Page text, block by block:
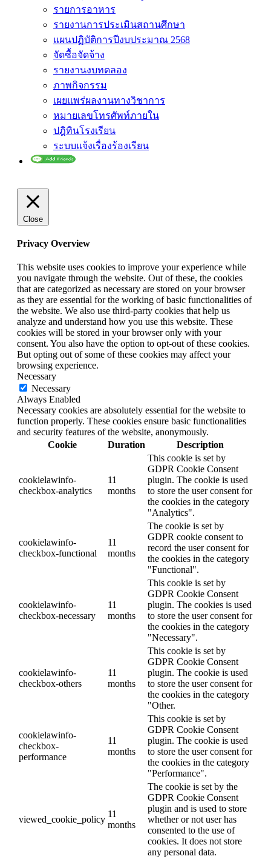
รายการอาหาร
รายงานการประเมินสถานศึกษา
แผนปฏิบัติการปีงบประมาณ 2568
จัดซื้อจัดจ้าง
รายงานงบทดลอง
ภาพกิจกรรม
เผยแพร่ผลงานทางวิชาการ
หมายเลขโทรศัพท์ภายใน
ปฎิทินโรงเรียน
ระบบแจ้งเรื่องร้องเรียน
Close
Privacy Overview
This website uses cookies to improve your experience while
you navigate through the website. Out of these, the cookies
that are categorized as necessary are stored on your browser
as they are essential for the working of basic functionalities of
the website. We also use third-party cookies that help us
analyze and understand how you use this website. These
cookies will be stored in your browser only with your
consent. You also have the option to opt-out of these cookies.
But opting out of some of these cookies may affect your
browsing experience.
Necessary
Necessary
Always Enabled
Necessary cookies are absolutely essential for the website to
function properly. These cookies ensure basic functionalities
and security features of the website, anonymously.
Cookie
Duration Description
cookielawinfo-
checkbox-analytics
11
months
This cookie is set by
GDPR Cookie Consent
plugin. The cookie is used
to store the user consent for
the cookies in the category
"Analytics".
cookielawinfo-
checkbox-functional
11
months
The cookie is set by
GDPR cookie consent to
record the user consent for
the cookies in the category
"Functional".
cookielawinfo-
checkbox-necessary
11
months
This cookie is set by
GDPR Cookie Consent
plugin. The cookies is used
to store the user consent for
the cookies in the category
"Necessary".
cookielawinfo-
checkbox-others
11
months
This cookie is set by
GDPR Cookie Consent
plugin. The cookie is used
to store the user consent for
the cookies in the category
"Other.
cookielawinfo-
checkbox-
performance
11
months
This cookie is set by
GDPR Cookie Consent
plugin. The cookie is used
to store the user consent for
the cookies in the category
"Performance".
viewed_cookie_policy
11
months
The cookie is set by the
GDPR Cookie Consent
plugin and is used to store
whether or not user has
consented to the use of
cookies. It does not store
any personal data.